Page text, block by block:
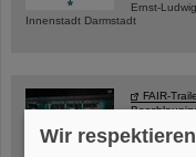
Ernst-
Innenstadt Darmstadt
FAIR-
Wir